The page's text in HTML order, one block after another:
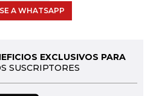
A WHATSAPP
EXCLUSIVOS PARA
SUSCRIPTORES